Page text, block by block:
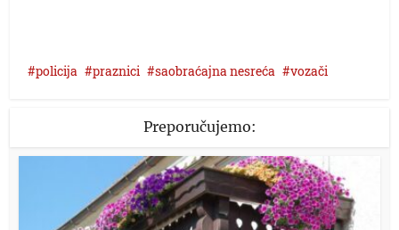
policija praznici saobraćajna nesreća vozači
Preporučujemo: